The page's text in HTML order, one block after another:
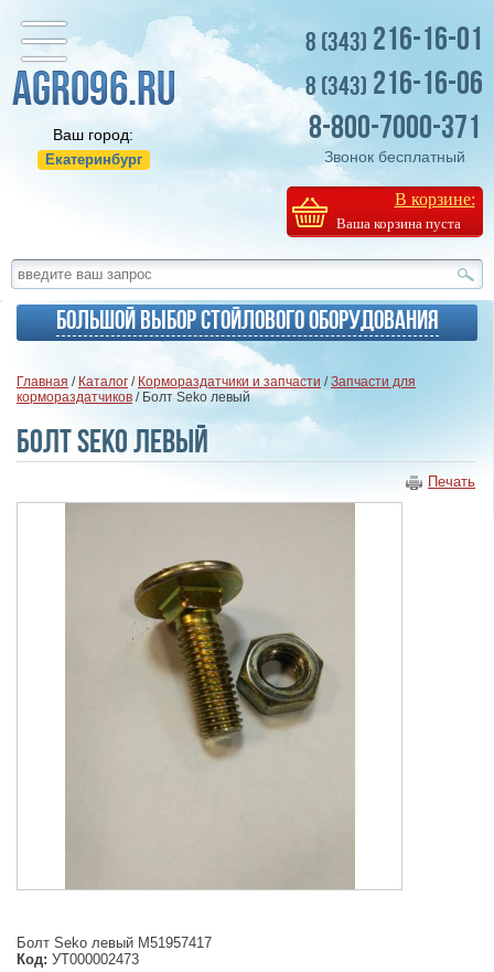
Ваш город:
Екатеринбург
8 (343) 216-16-01
8 (343) 216-16-06
8-800-7000-371
Звонок бесплатный
В корзине:
Ваша корзина пуста
Большой выбор стойлового оборудования
Главная / Каталог / Кормораздатчики и запчасти /Запчасти для
кормораздатчиков / Болт Seko левый
Болт Seko левый
Печать
Болт Seko левый M51957417
Код: УТ000002473